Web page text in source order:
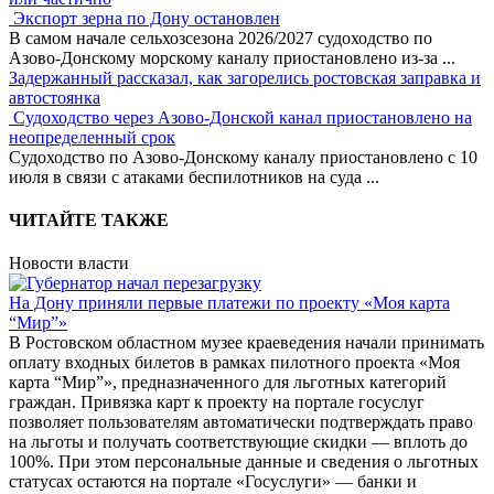
Экспорт зерна по Дону остановлен
В самом начале сельхозсезона 2026/2027 судоходство по
Азово-Донскому морскому каналу приостановлено из-за ...
Задержанный рассказал, как загорелись ростовская заправка и
автостоянка
Судоходство через Азово-Донской канал приостановлено на
неопределенный срок
Судоходство по Азово-Донскому каналу приостановлено с 10
июля в связи с атаками беспилотников на суда ...
ЧИТАЙТЕ ТАКЖЕ
Новости власти
На Дону приняли первые платежи по проекту «Моя карта
“Мир”»
В Ростовском областном музее краеведения начали принимать
оплату входных билетов в рамках пилотного проекта «Моя
карта “Мир”», предназначенного для льготных категорий
граждан. Привязка карт к проекту на портале госуслуг
позволяет пользователям автоматически подтверждать право
на льготы и получать соответствующие скидки — вплоть до
100%. При этом персональные данные и сведения о льготных
статусах остаются на портале «Госуслуги» — банки и